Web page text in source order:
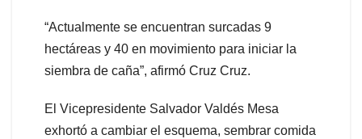
“Actualmente se encuentran surcadas 9
hectáreas y 40 en movimiento para iniciar la
siembra de caña”, afirmó Cruz Cruz.
El Vicepresidente Salvador Valdés Mesa
exhortó a cambiar el esquema, sembrar comida